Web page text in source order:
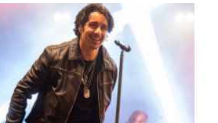
NASELJA
NEKOLIKO
ULICA
U
IVANIĆ-
GRADU